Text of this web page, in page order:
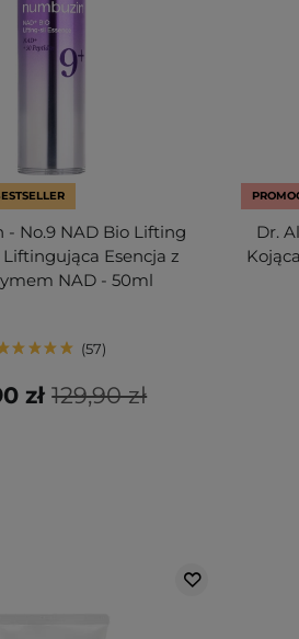
- No.9 NAD Bio Lifting
Liftingująca Esencja z
NAD - 50ml
57
129,90 zł
zł
Dr.